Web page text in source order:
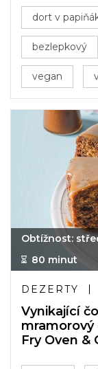
dort v
bezlepkový
vegan
Obtížnost:
80 minut
DEZERTY
Vynikající
Fry Oven &